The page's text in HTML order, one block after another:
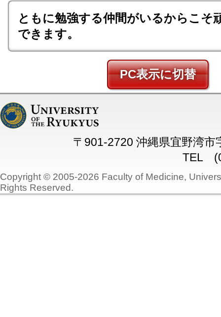
ともに勉強する仲間がいるからこそ
できます。
PC
〒901-2720 沖縄県宜野湾市
TEL
Copyright © 2005-2026 Faculty of Medicine,
Rights Reserved.